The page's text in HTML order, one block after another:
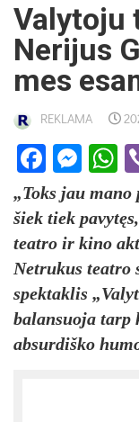
Valytoju
Nerijus
mes
REKLAMA
„Toks jau mano
šiek tiek
teatro ir kino
Netrukus teatro
spektaklis
balansuoja tarp
absurdiško